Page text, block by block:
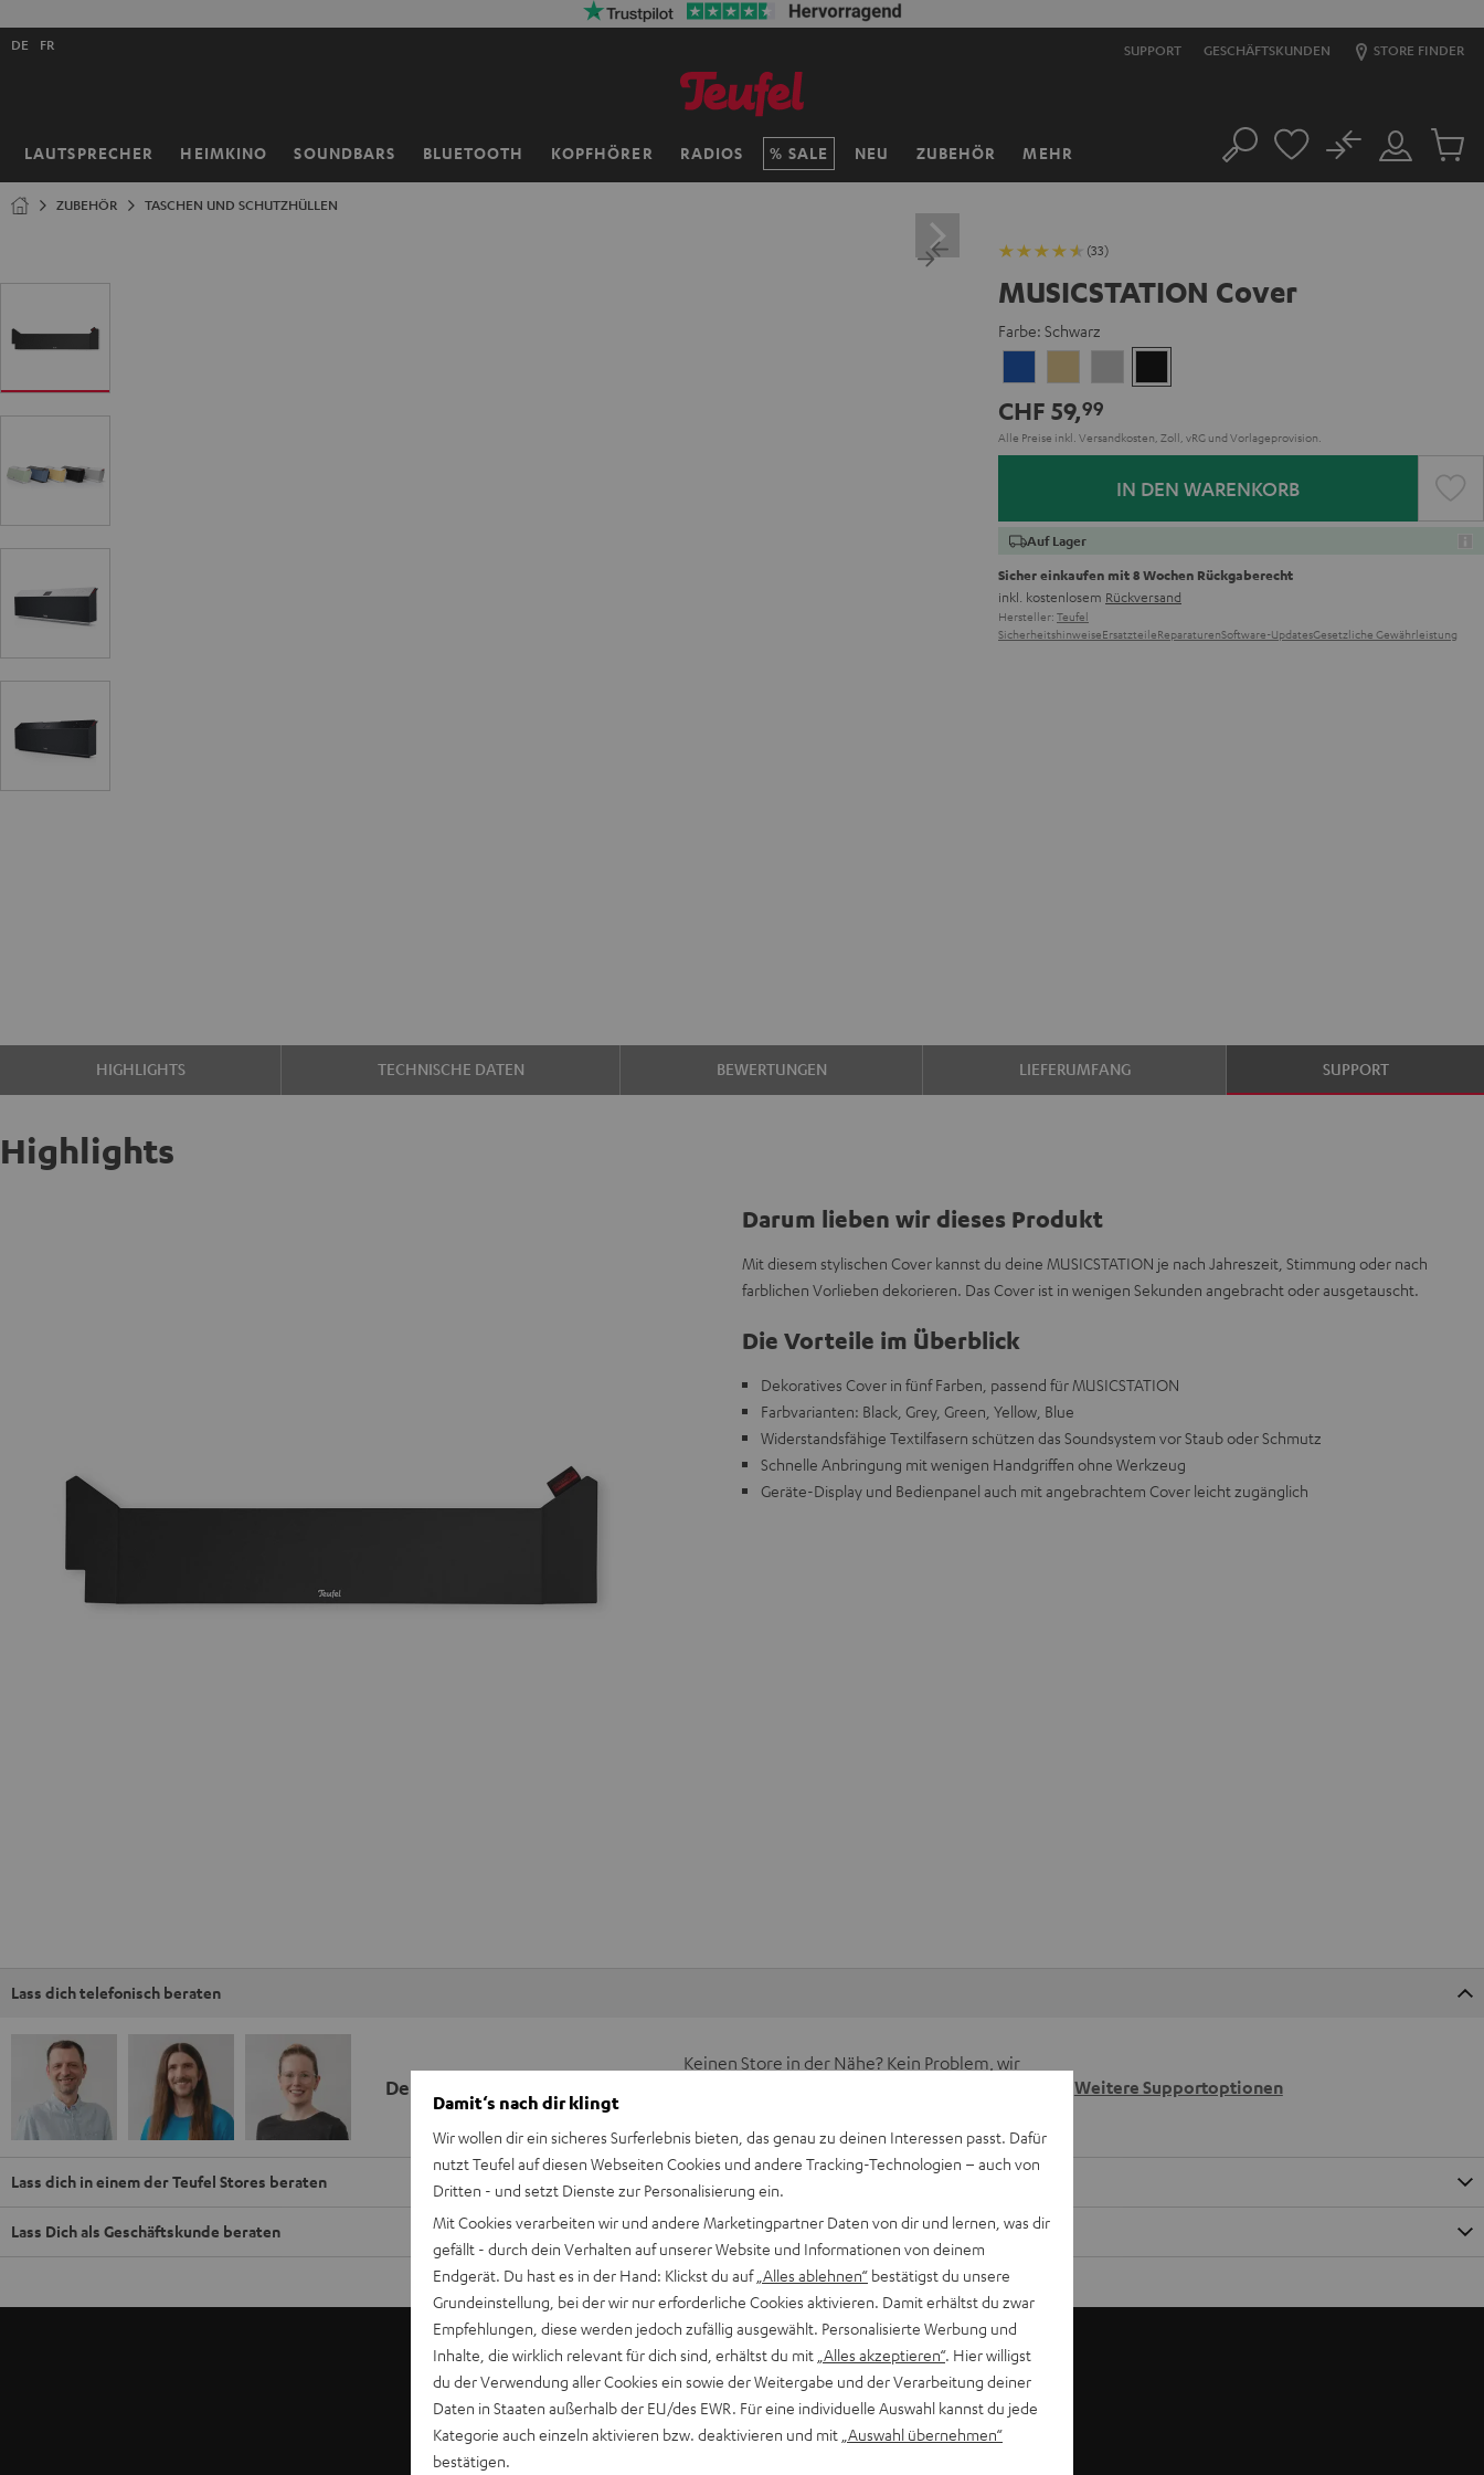
SUPPORT GESCHÄFTSKUNDEN STORE FINDER
LAUTSPRECHER HEIMKINO SOUNDBARS BLUETOOTH KOPFHÖRER RADIOS SALE NEU ZUBEHÖR MEHR
Shopsprache
DE FR
Startseite Suche
Mein
Konto
No
Artikel
ZUBEHÖR TASCHEN UND SCHUTZHÜLLEN
(33)
MUSICSTATION Cover
Farbe: Schwarz
CHF 59,99
Alle Preise inkl. Versandkosten, Zoll, vRG und Vorlageprovision.
IN DEN WARENKORB
Auf Lager
Sicher einkaufen mit 8 Wochen Rückgaberecht
inkl. kostenlosem Rückversand
Hersteller: Teufel
SicherheitshinweiseErsatzteileReparaturenSoftware-UpdatesGesetzliche Gewährleistung
HIGHLIGHTS TECHNISCHE DATEN BEWERTUNGEN LIEFERUMFANG SUPPORT
Highlights
Darum lieben wir dieses Produkt
Mit diesem stylischen Cover kannst du deine MUSICSTATION je nach Jahreszeit, Stimmung oder nach
farblichen Vorlieben dekorieren. Das Cover ist in wenigen Sekunden angebracht oder ausgetauscht.
Die Vorteile im Überblick
Dekoratives Cover in fünf Farben, passend für MUSICSTATION
Farbvarianten: Black, Grey, Green, Yellow, Blue
Widerstandsfähige Textilfasern schützen das Soundsystem vor Staub oder Schmutz
Schnelle Anbringung mit wenigen Handgriffen ohne Werkzeug
Geräte-Display und Bedienpanel auch mit angebrachtem Cover leicht zugänglich
Lass dich telefonisch beraten
Deine Kaufberatung
Keinen Store in der Nähe? Kein Problem, wir
Weitere Supportoptionen
Lass dich in einem der Teufel Stores beraten
Lass Dich als Geschäftskunde beraten
Damit‘s nach dir klingt
Wir wollen dir ein sicheres Surferlebnis bieten, das genau zu deinen Interessen passt. Dafür
nutzt Teufel auf diesen Webseiten Cookies und andere Tracking-Technologien – auch von
Dritten - und setzt Dienste zur Personalisierung ein.
Mit Cookies verarbeiten wir und andere Marketingpartner Daten von dir und lernen, was dir
gefällt - durch dein Verhalten auf unserer Website und Informationen von deinem
Endgerät. Du hast es in der Hand: Klickst du auf „Alles ablehnen“ bestätigst du unsere
Grundeinstellung, bei der wir nur erforderliche Cookies aktivieren. Damit erhältst du zwar
Empfehlungen, diese werden jedoch zufällig ausgewählt. Personalisierte Werbung und
Inhalte, die wirklich relevant für dich sind, erhältst du mit „Alles akzeptieren“. Hier willigst
du der Verwendung aller Cookies ein sowie der Weitergabe und der Verarbeitung deiner
Daten in Staaten außerhalb der EU/des EWR. Für eine individuelle Auswahl kannst du jede
Kategorie auch einzeln aktivieren bzw. deaktivieren und mit „Auswahl übernehmen“
bestätigen.